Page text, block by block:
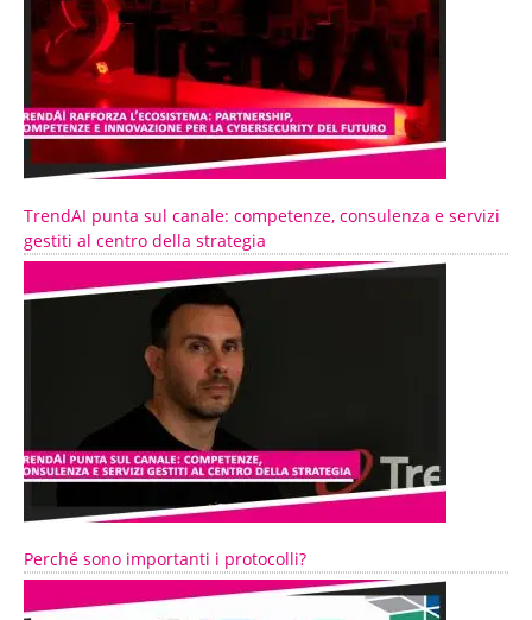
TrendAI punta sul canale: competenze, consulenza e servizi
gestiti al centro della strategia
Perché sono importanti i protocolli?